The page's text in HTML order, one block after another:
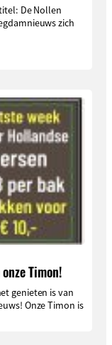
De Nollen
zich
Timon!
genieten is van
Onze Timon is